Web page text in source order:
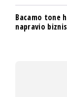
Bacamo tone
napravio biznis